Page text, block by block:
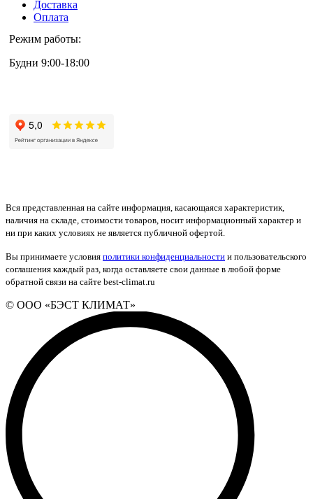
Доставка
Оплата
Режим работы:
Будни 9:00-18:00
Вся представленная на сайте информация, касающаяся характеристик,
наличия на складе, стоимости товаров, носит информационный характер и
ни при каких условиях не является публичной офертой.
Вы принимаете условия политики конфиденциальности и пользовательского
соглашения каждый раз, когда оставляете свои данные в любой форме
обратной связи на сайте best-climat.ru
© ООО «БЭСТ КЛИМАТ»